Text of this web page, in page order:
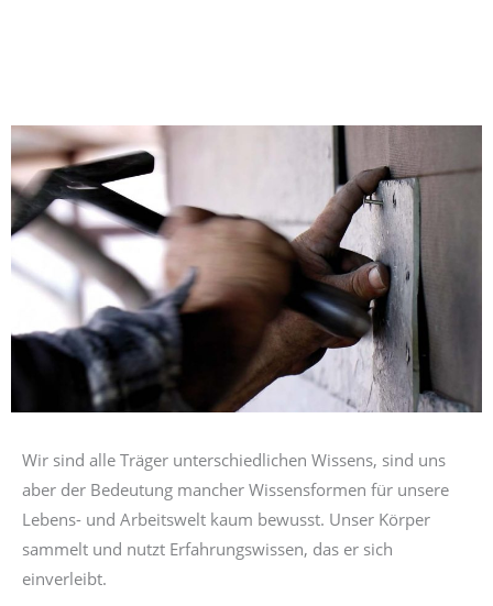
Wir sind alle Träger unterschiedlichen Wissens, sind uns
aber der Bedeutung mancher Wissensformen für unsere
Lebens- und Arbeitswelt kaum bewusst. Unser Körper
sammelt und nutzt Erfahrungswissen, das er sich
einverleibt.